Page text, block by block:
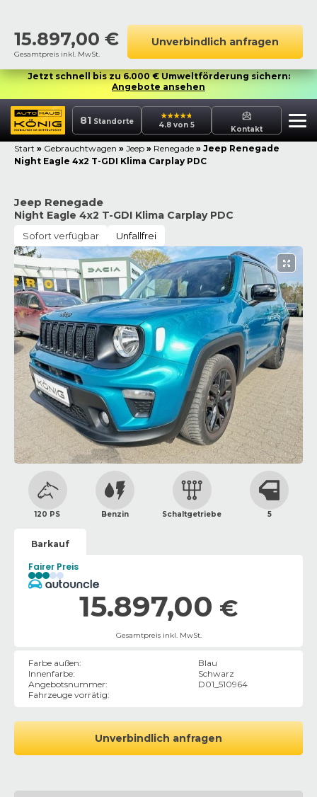
15.897,00 €
Gesamtpreis inkl. MwSt.
Unverbindlich anfragen
Jetzt schnell bis zu 6.000 € Umweltförderung sichern:
Angebote ansehen
81 Standorte 4.8 von 5 Kontakt
Start » Gebrauchtwagen » Jeep » Renegade » Jeep Renegade
Night Eagle 4x2 T-GDI Klima Carplay PDC
Jeep Renegade
Night Eagle 4x2 T-GDI Klima Carplay PDC
Sofort verfügbar Unfallfrei
120 PS Benzin Schaltgetriebe 5
Barkauf
Fairer Preis
15.897,00 €
Gesamtpreis inkl. MwSt.
Farbe außen:
Blau
Innenfarbe:
Schwarz
Angebotsnummer:
D01_510964
Fahrzeuge vorrätig:
Unverbindlich anfragen